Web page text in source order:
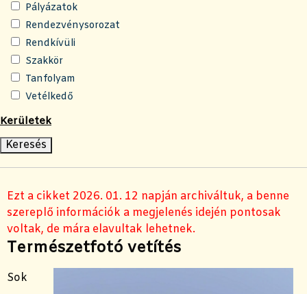
Pályázatok
Rendezvénysorozat
Rendkívüli
Szakkör
Tanfolyam
Vetélkedő
Kerületek
Ezt a cikket 2026. 01. 12 napján archiváltuk, a benne
szereplő információk a megjelenés idején pontosak
voltak, de mára elavultak lehetnek.
Természetfotó vetítés
Sok